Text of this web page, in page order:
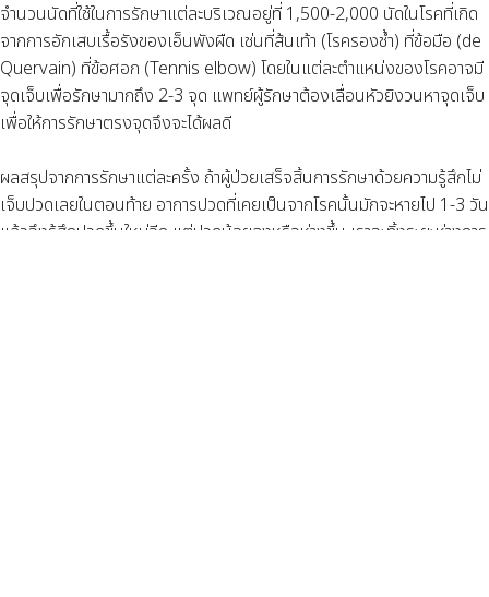
จำนวนนัดที่ใช้ในการรักษาแต่ละบริเวณอยู่ที่ 1,500-2,000 นัดในโรคที่เกิด
จากการอักเสบเรื้อรังของเอ็นพังผืด เช่นที่ส้นเท้า (โรครองช้ำ) ที่ข้อมือ (de
Quervain) ที่ข้อศอก (Tennis elbow) โดยในแต่ละตำแหน่งของโรคอาจมี
จุดเจ็บเพื่อรักษามากถึง 2-3 จุด แพทย์ผู้รักษาต้องเลื่อนหัวยิงวนหาจุดเจ็บ
เพื่อให้การรักษาตรงจุดจึงจะได้ผลดี
ผลสรุปจากการรักษาแต่ละครั้ง ถ้าผู้ป่วยเสร็จสิ้นการรักษาด้วยความรู้สึกไม่
เจ็บปวดเลยในตอนท้าย อาการปวดที่เคยเป็นจากโรคนั้นมักจะหายไป 1-3 วัน
แล้วจึงรู้สึกปวดขึ้นใหม่อีก แต่ปวดน้อยลงหรือห่างขึ้น เราจะทิ้งระยะห่างการ